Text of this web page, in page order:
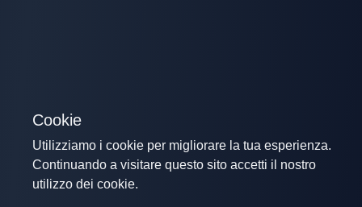
Cookie
Utilizziamo i cookie per migliorare la tua esperienza.
Continuando a visitare questo sito accetti il nostro
utilizzo dei cookie.